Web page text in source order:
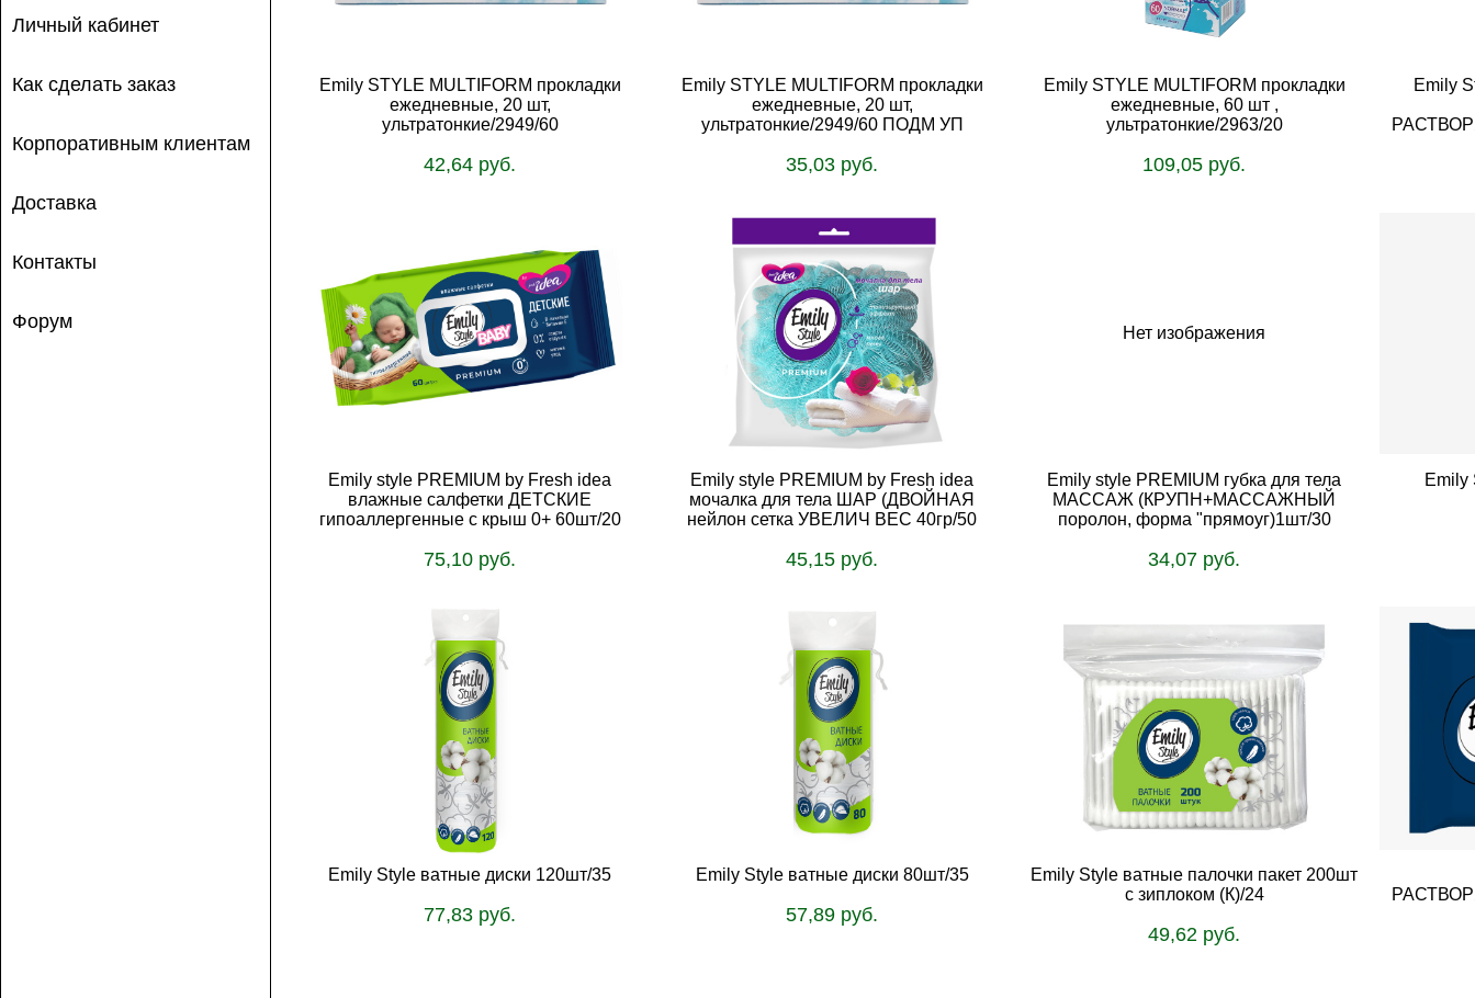
Личный кабинет
Как сделать заказ
Корпоративным клиентам
Доставка
Контакты
Форум
Emily STYLE MULTIFORM прокладки
ежедневные, 20 шт,
ультратонкие/2949/60
42,64 руб.
Emily STYLE MULTIFORM прокладки
ежедневные, 20 шт,
ультратонкие/2949/60 ПОДМ УП
35,03 руб.
Emily STYLE MULTIFORM прокладки
ежедневные, 60 шт ,
ультратонкие/2963/20
109,05 руб.
Emily
В корзину
Emily style PREMIUM by Fresh idea
влажные салфетки ДЕТСКИЕ
гипоаллергенные с крыш 0+ 60шт/20
75,10 руб.
В корзину
Emily style PREMIUM by Fresh idea
мочалка для тела ШАР (ДВОЙНАЯ
нейлон сетка УВЕЛИЧ ВЕС 40гр/50
45,15 руб.
Нет изображения
В корзину
Emily style PREMIUM губка для тела
МАССАЖ (КРУПН+МАССАЖНЫЙ
поролон, форма "прямоуг)1шт/30
34,07 руб.
Emily
В корзину
Emily Style ватные диски 120шт/35
77,83 руб.
В корзину
Emily Style ватные диски 80шт/35
57,89 руб.
В корзину
Emily Style ватные палочки пакет 200шт
с зиплоком (К)/24
49,62 руб.